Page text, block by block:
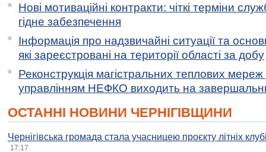
Нові мотиваційні контракти: чіткі терміни
гідне забезпечення
Інформація про надзвичайні ситуації та
які зареєстровані на території області за добу
Реконструкція магістральних теплових мереж
управлінням НЕФКО виходить на
ОСТАННІ НОВИНИ ЧЕРНІГІВЩИНИ
Чернігівська громада стала учасницею проєкту літніх
17:17